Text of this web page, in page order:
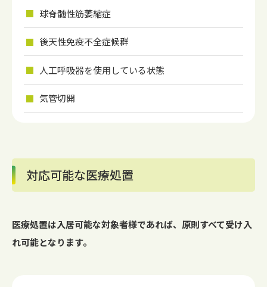
球脊髄性筋萎縮症
後天性免疫不全症候群
人工呼吸器を使用している状態
気管切開
対応可能な医療処置
医療処置は入居可能な対象者様であれば、原則すべて受け入
れ可能となります。